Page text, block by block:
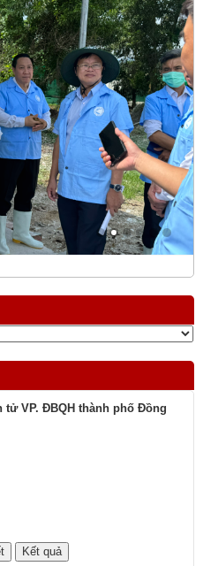
VP. ĐBQH thành phố Đồng